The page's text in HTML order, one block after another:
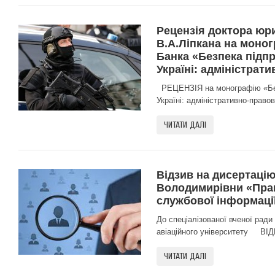
Рецензія доктора
В.А.Ліпкана на
Банка «Безпека
Україні:
РЕЦЕНЗІЯ на монографію
Україні: адміністративно-
ЧИТАТИ ДАЛІ
Відзив на
Володимирівни
службової
До спеціалізованої вченої
авіаційного університету
ЧИТАТИ ДАЛІ